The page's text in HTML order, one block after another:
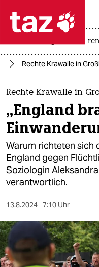
 taz
themen
politik
öko
gesellschaft
kultur
sport
berlin
nord
Rechte Krawalle in
Rechte Krawalle in
„England
Warum richteten sich
England gegen
Soziologin
verantwortlich.
13.8.2024 7:10 Uhr